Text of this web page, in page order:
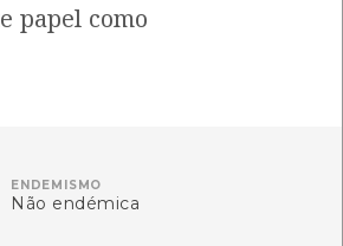
3 Autóctone
Última observação por: Nicole
papel como
ENDEMISMO
Não endémica